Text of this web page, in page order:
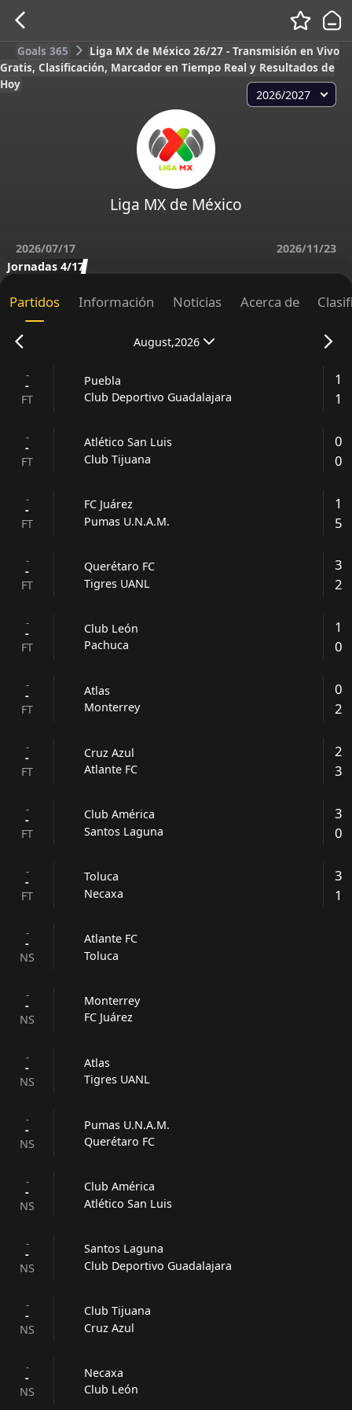
Goals 365
Liga MX de México 26/27 - Transmisión en Vivo
Gratis, Clasificación, Marcador en Tiempo Real y Resultados de
Hoy
2026/2027
Liga MX de México
2026/07/17
2026/11/23
Jornadas 4/17
Partidos Información Noticias Acerca de
August,2026
-
-
FT
Puebla
Club Deportivo Guadalajara
1
1
-
-
FT
Atlético San Luis
Club Tijuana
0
0
-
-
FT
FC Juárez
Pumas U.N.A.M.
1
5
-
-
FT
Querétaro FC
Tigres UANL
3
2
-
-
FT
Club León
Pachuca
1
0
-
-
FT
Atlas
Monterrey
0
2
-
-
FT
Cruz Azul
Atlante FC
2
3
-
-
FT
Club América
Santos Laguna
3
0
-
-
FT
Toluca
Necaxa
3
1
-
-
NS
Atlante FC
Toluca
-
-
NS
Monterrey
FC Juárez
-
-
NS
Atlas
Tigres UANL
-
-
NS
Pumas U.N.A.M.
Querétaro FC
-
-
NS
Club América
Atlético San Luis
-
-
NS
Santos Laguna
Club Deportivo Guadalajara
-
-
NS
Club Tijuana
Cruz Azul
-
-
NS
Necaxa
Club León